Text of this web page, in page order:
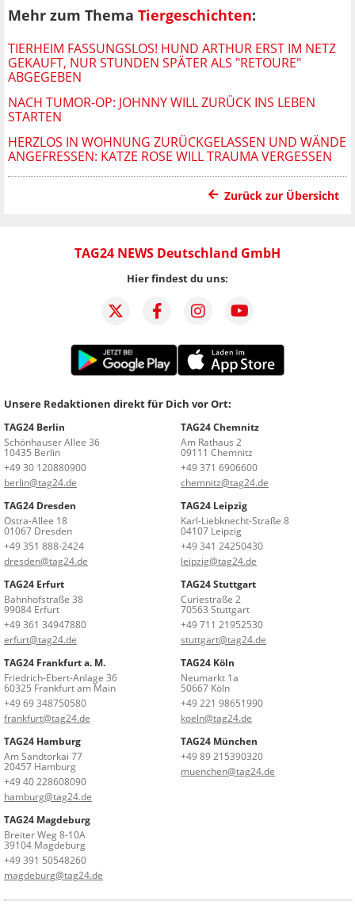
Mehr zum Thema Tiergeschichten:
TIERHEIM FASSUNGSLOS! HUND ARTHUR ERST IM NETZ
GEKAUFT, NUR STUNDEN SPÄTER ALS "RETOURE"
ABGEGEBEN
NACH TUMOR-OP: JOHNNY WILL ZURÜCK INS LEBEN
STARTEN
HERZLOS IN WOHNUNG ZURÜCKGELASSEN UND WÄNDE
ANGEFRESSEN: KATZE ROSE WILL TRAUMA VERGESSEN
Zurück zur Übersicht
TAG24 NEWS Deutschland GmbH
Hier findest du uns:
Unsere Redaktionen direkt für Dich vor Ort:
TAG24 Berlin
Schönhauser Allee 36
10435 Berlin
+49 30 120880900
berlin@tag24.de
TAG24 Chemnitz
Am Rathaus 2
09111 Chemnitz
+49 371 6906600
chemnitz@tag24.de
TAG24 Dresden
Ostra-Allee 18
01067 Dresden
+49 351 888-2424
dresden@tag24.de
TAG24 Leipzig
Karl-Liebknecht-Straße 8
04107 Leipzig
+49 341 24250430
leipzig@tag24.de
TAG24 Erfurt
Bahnhofstraße 38
99084 Erfurt
+49 361 34947880
erfurt@tag24.de
TAG24 Stuttgart
Curiestraße 2
70563 Stuttgart
+49 711 21952530
stuttgart@tag24.de
TAG24 Frankfurt a. M.
Friedrich-Ebert-Anlage 36
60325 Frankfurt am Main
+49 69 348750580
frankfurt@tag24.de
TAG24 Köln
Neumarkt 1a
50667 Köln
+49 221 98651990
koeln@tag24.de
TAG24 Hamburg
Am Sandtorkai 77
20457 Hamburg
+49 40 228608090
hamburg@tag24.de
TAG24 München
+49 89 215390320
muenchen@tag24.de
TAG24 Magdeburg
Breiter Weg 8-10A
39104 Magdeburg
+49 391 50548260
magdeburg@tag24.de